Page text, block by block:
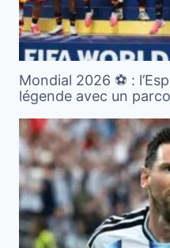
Mondial 2026 ⚽️ :
légende avec un